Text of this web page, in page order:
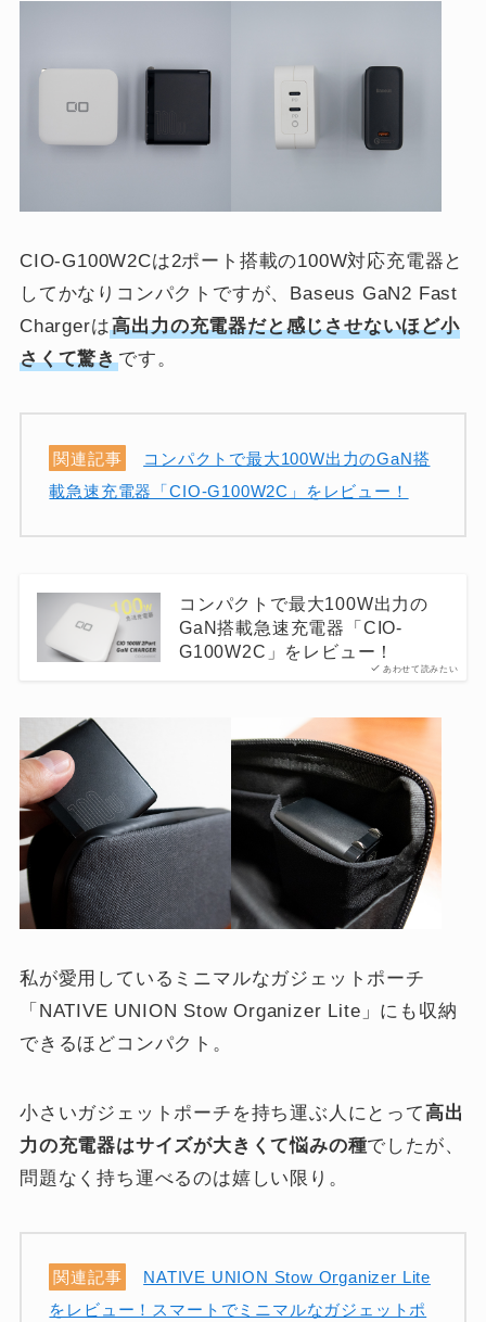
CIO-G100W2Cは2ポート搭載の100W対応充電器と
してかなりコンパクトですが、 Baseus GaN2 Fast
Chargerは高出力の充電器だと感じさせないほど小
さくて驚きです。
関連記事
コンパクトで最大100W出力のGaN搭
載急速充電器「CIO-G100W2C」をレビュー！
あわせて読みたい
コンパクトで最大100W出力の
GaN搭載急速充電器「CIO-
G100W2C」をレビュー！
私が愛用しているミニマルなガジェットポーチ
「NATIVE UNION Stow Organizer Lite」にも収納
できるほどコンパクト。
小さいガジェットポーチを持ち運ぶ人にとって高出
力の充電器はサイズが大きくて悩みの種でしたが、
問題なく持ち運べるのは嬉しい限り。
関連記事
NATIVE UNION Stow Organizer Lite
をレビュー！スマートでミニマルなガジェットポ